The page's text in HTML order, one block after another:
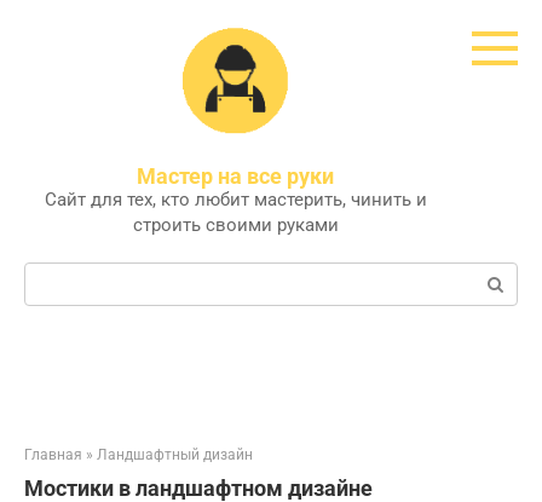
Мастер на все руки
Сайт для тех, кто любит мастерить, чинить и
строить своими руками
Поиск:
Главная » Ландшафтный дизайн
Мостики в ландшафтном дизайне